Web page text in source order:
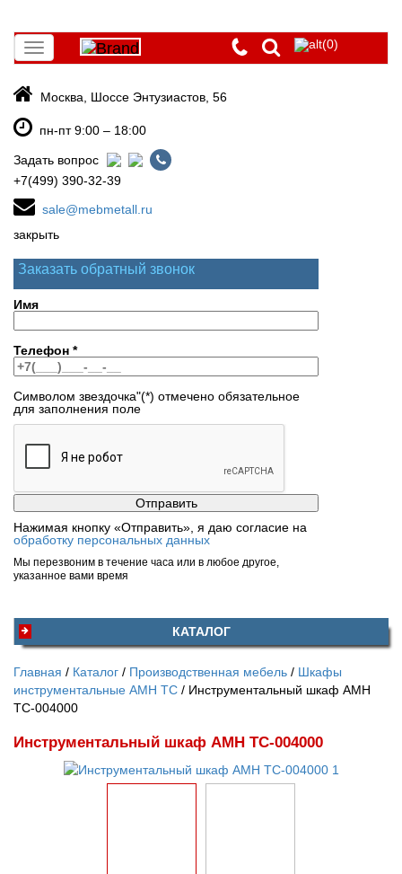
Toggle
navigation
(0)
Москва, Шоссе Энтузиастов, 56
пн-пт 9:00 – 18:00
Задать вопрос
+7(499) 390-32-39
sale@mebmetall.ru
закрыть
Заказать обратный звонок
Имя
Телефон *
Символом звездочка"(*) отмечено обязательное
для заполнения поле
Нажимая кнопку «Отправить», я даю согласие на
обработку персональных данных
Мы перезвоним в течение часа или в любое другое,
указанное вами время
КАТАЛОГ
Главная Каталог Производственная мебель
Шкафы
инструментальные AMH TC
Инструментальный шкаф AMH
TC-004000
Инструментальный шкаф AMH TC-004000